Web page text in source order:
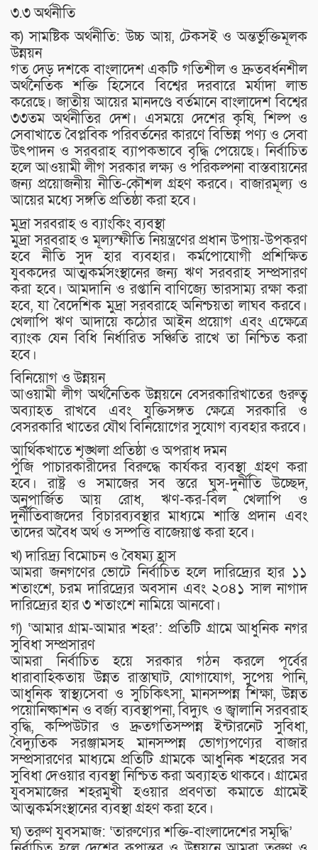
৩.৩ অর্থনীতি
ক) সামষ্টিক অর্থনীতি: উচ্চ আয়, টেকসই ও অন্তর্ভুক্তিমূলক
উন্নয়ন
গত দেড় দশকে বাংলাদেশ একটি গতিশীল ও দ্রুতবর্ধনশীল
অর্থনৈতিক শক্তি হিসেবে বিশ্বের দরবারে মর্যাদা লাভ
করেছে। জাতীয় আয়ের মানদণ্ডে বর্তমানে বাংলাদেশ বিশ্বের
৩৩তম অর্থনীতির দেশ। এসময়ে দেশের কৃষি, শিল্প ও
সেবাখাতে বৈপ্লবিক পরিবর্তনের কারণে বিভিন্ন পণ্য ও সেবা
উৎপাদন ও সরবরাহ ব্যাপকভাবে বৃদ্ধি পেয়েছে। নির্বাচিত
হলে আওয়ামী লীগ সরকার লক্ষ্য ও পরিকল্পনা বাস্তবায়নের
জন্য প্রয়োজনীয় নীতি-কৌশল গ্রহণ করবে। বাজারমূল্য ও
আয়ের মধ্যে সঙ্গতি প্রতিষ্ঠা করা হবে।
মুদ্রা সরবরাহ ও ব্যাংকিং ব্যবস্থা
মুদ্রা সরবরাহ ও মূল্যস্ফীতি নিয়ন্ত্রণের প্রধান উপায়-উপকরণ
হবে নীতি সুদ হার ব্যবহার। কর্মপোযোগী প্রশিক্ষিত
যুবকদের আত্মকর্মসংস্থানের জন্য ঋণ সরবরাহ সম্প্রসারণ
করা হবে। আমদানি ও রপ্তানি বাণিজ্যে ভারসাম্য রক্ষা করা
হবে, যা বৈদেশিক মুদ্রা সরবরাহে অনিশ্চয়তা লাঘব করবে।
খেলাপি ঋণ আদায়ে কঠোর আইন প্রয়োগ এবং এক্ষেত্রে
ব্যাংক যেন বিধি নির্ধারিত সঞ্চিতি রাখে তা নিশ্চিত করা
হবে।
বিনিয়োগ ও উন্নয়ন
আওয়ামী লীগ অর্থনৈতিক উন্নয়নে বেসরকারিখাতের গুরুত্ব
অব্যাহত রাখবে এবং যুক্তিসঙ্গত ক্ষেত্রে সরকারি ও
বেসরকারি খাতের যৌথ বিনিয়োগের সুযোগ ব্যবহার করবে।
আর্থিকখাতে শৃঙ্খলা প্রতিষ্ঠা ও অপরাধ দমন
পুঁজি পাচারকারীদের বিরুদ্ধে কার্যকর ব্যবস্থা গ্রহণ করা
হবে। রাষ্ট্র ও সমাজের সব স্তরে ঘুস-দুর্নীতি উচ্ছেদ,
অনুপার্জিত আয় রোধ, ঋণ-কর-বিল খেলাপি ও
দুর্নীতিবাজদের বিচারব্যবস্থার মাধ্যমে শাস্তি প্রদান এবং
তাদের অবৈধ অর্থ ও সম্পত্তি বাজেয়াপ্ত করা হবে।
খ) দারিদ্র্য বিমোচন ও বৈষম্য হ্রাস
আমরা জনগণের ভোটে নির্বাচিত হলে দারিদ্র্যের হার ১১
শতাংশে, চরম দারিদ্র্যের অবসান এবং ২০৪১ সাল নাগাদ
দারিদ্র্যের হার ৩ শতাংশে নামিয়ে আনবো।
গ) ‘আমার গ্রাম-আমার শহর’: প্রতিটি গ্রামে আধুনিক নগর
সুবিধা সম্প্রসারণ
আমরা নির্বাচিত হয়ে সরকার গঠন করলে পূর্বের
ধারাবাহিকতায় উন্নত রাস্তাঘাট, যোগাযোগ, সুপেয় পানি,
আধুনিক স্বাস্থ্যসেবা ও সুচিকিৎসা, মানসম্পন্ন শিক্ষা, উন্নত
পয়োনিষ্কাশন ও বর্জ্য ব্যবস্থাপনা, বিদ্যুৎ ও জ্বালানি সরবরাহ
বৃদ্ধি, কম্পিউটার ও দ্রুতগতিসম্পন্ন ইন্টারনেট সুবিধা,
বৈদ্যুতিক সরঞ্জামসহ মানসম্পন্ন ভোগ্যপণ্যের বাজার
সম্প্রসারণের মাধ্যমে প্রতিটি গ্রামকে আধুনিক শহরের সব
সুবিধা দেওয়ার ব্যবস্থা নিশ্চিত করা অব্যাহত থাকবে। গ্রামের
যুবসমাজের শহরমুখী হওয়ার প্রবণতা কমাতে গ্রামেই
আত্মকর্মসংস্থানের ব্যবস্থা গ্রহণ করা হবে।
ঘ) তরুণ যুবসমাজ: ‘তারুণ্যের শক্তি-বাংলাদেশের সমৃদ্ধি’